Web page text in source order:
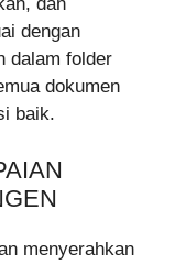
dengan
dalam folder
dokumen
baik.
menyerahkan